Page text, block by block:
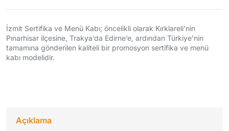
İzmit Sertifika ve Menü Kabı; öncelikli olarak Kırklareli’nin
Pınarhisar ilçesine, Trakya’da Edirne’e, ardından Türkiye’nin
tamamına gönderilen kaliteli bir promosyon sertifika ve menü
kabı modelidir.
Açıklama